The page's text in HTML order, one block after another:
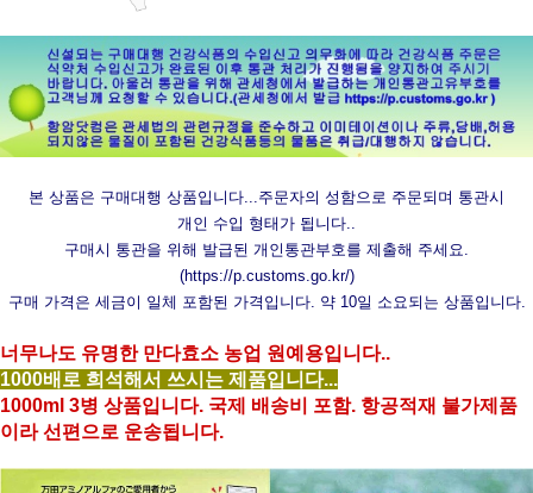
본 상품은 구매대행 상품입니다...주문자의 성함으로 주문되며 통관시
개인 수입 형태가 됩니다..
구매시 통관을 위해 발급된 개인통관부호를 제출해 주세요.
(https://p.customs.go.kr/)
구매 가격은 세금이 일체 포함된 가격입니다. 약 10일 소요되는 상품입니다.
너무나도 유명한 만다효소 농업 원예용입니다..
1000배로 희석해서 쓰시는 제품입니다...
1000ml 3병 상품입니다. 국제 배송비 포함. 항공적재 불가제품
이라 선편으로 운송됩니다.